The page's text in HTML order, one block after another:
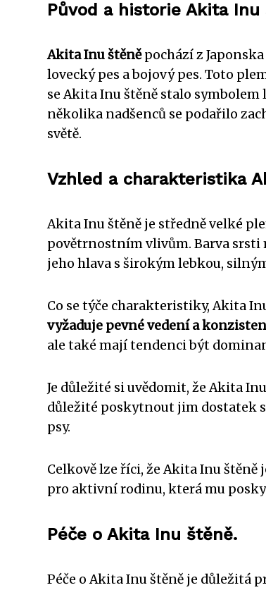
Původ a historie Akita
Akita Inu štěněpochází z
lovecký pes a bojový pes. Toto
se Akita Inu štěně stalo
několika nadšenců se podařilo
světě.
Vzhled a charakteristika
Akita Inu štěně je středně velké
povětrnostním vlivům. Barva srsti
jeho hlava s širokým lebkou,
Co se týče charakteristiky, Akita
vyžaduje pevné vedení a
ale také mají tendenci být
Je důležité si uvědomit, že Akita
důležité poskytnout jim dostatek
psy.
Celkově lze říci, že Akita Inu
pro aktivní rodinu, která mu
Péče o Akita Inu štěně.
Péče o Akita Inu štěně je důležitá